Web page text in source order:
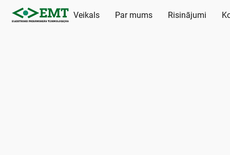
Veikals Par mums Risinājumi